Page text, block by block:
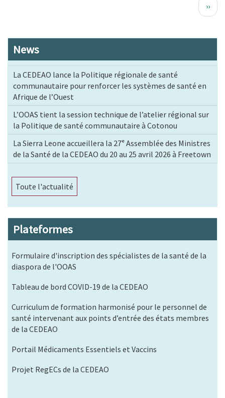
Page
››
News
La CEDEAO lance la Politique régionale de santé
communautaire pour renforcer les systèmes de santé en
Afrique de l’Ouest
L’OOAS tient la session technique de l’atelier régional sur
la Politique de santé communautaire à Cotonou
La Sierra Leone accueillera la 27ᵉ Assemblée des Ministres
de la Santé de la CEDEAO du 20 au 25 avril 2026 à Freetown
Toute l'actualité
Plateformes
Formulaire d'inscription des spécialistes de la santé de la
diaspora de l'OOAS
Tableau de bord COVID-19 de la CEDEAO
Curriculum de formation harmonisé pour le personnel de
santé intervenant aux points d’entrée des états membres
de la CEDEAO
Portail Médicaments Essentiels et Vaccins
Projet RegECs de la CEDEAO